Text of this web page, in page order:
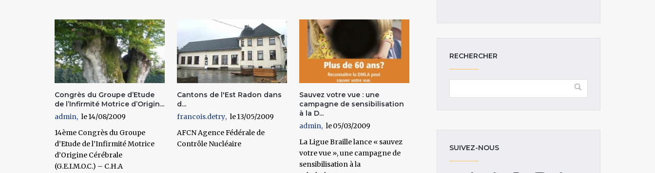
Congrès du Groupe d’Etude
de l’Infirmité Motrice d’Origin...
admin
14/08/2009
14ème Congrès du Groupe
d’Etude de l’Infirmité Motrice
d’Origine Cérébrale
(G.E.I.M.O.C.) – C.H.A
Cantons de l'Est Radon dans
d...
francois.detry
13/05/2009
AFCN Agence Fédérale de
Contrôle Nucléaire
Sauvez votre vue : une
campagne de sensibilisation
à la D...
admin
05/03/2009
La Ligue Braille lance « sauvez
votre vue », une campagne de
sensibilisation à la
RECHERCHER
SUIVEZ-NOUS